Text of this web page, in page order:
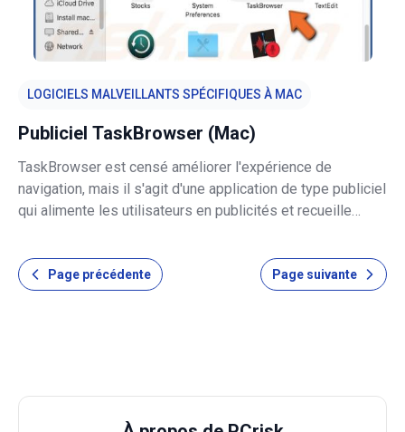
LOGICIELS MALVEILLANTS SPÉCIFIQUES À MAC
Publiciel TaskBrowser (Mac)
TaskBrowser est censé améliorer l'expérience de
navigation, mais il s'agit d'une application de type publiciel
qui alimente les utilisateurs en publicités et recueille
utilisateurs téléchargent et installent des publiciels sans
le savoir, san
Page précédente Page suivante